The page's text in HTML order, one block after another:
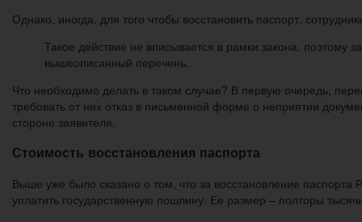
Однако, иногда, для того чтобы восстановить паспорт,
Такое действие не вписывается в рамки закона, поэтому
вышеописанный перечень.
Что необходимо делать в таком случае? В первую очередь,
требовать от них отказ в письменной форме о неприятии
стороне заявителя.
Стоимость восстановления паспорта
Выше уже было сказано о том, что за восстановление
уплатить государственную пошлину. Ее размер – полторы